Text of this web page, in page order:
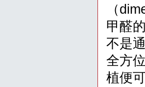
（
甲醛
不是
全方
植便